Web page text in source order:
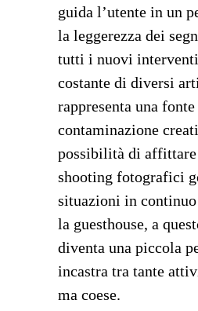
guida l’utente in un
la leggerezza dei
tutti i nuovi
costante di diversi
rappresenta una fonte
contaminazione
possibilità di
shooting fotografici
situazioni in
la guesthouse, a
diventa una piccola
incastra tra tante
ma coese.